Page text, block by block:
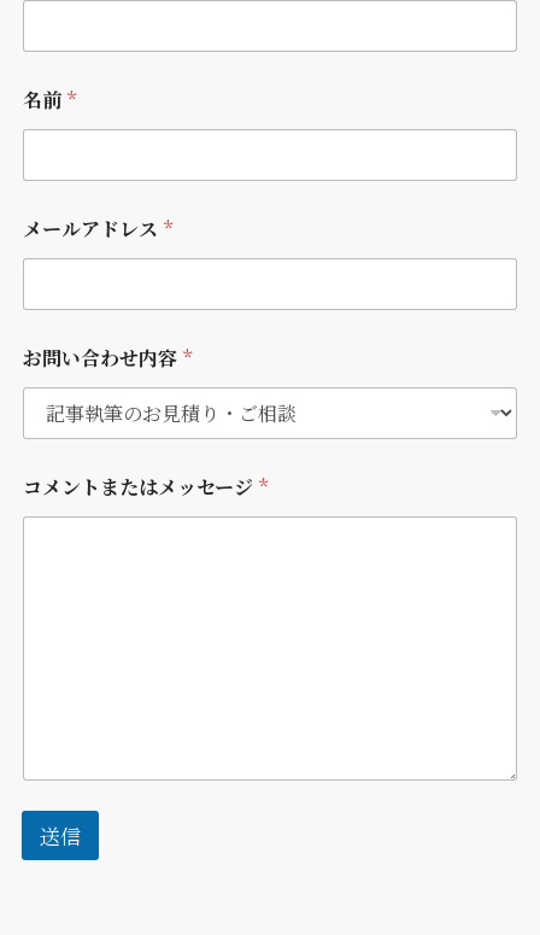
名前 *
メールアドレス *
社
名
前
前
お問い合わせ内容 *
コメントまたはメッセージ *
送信